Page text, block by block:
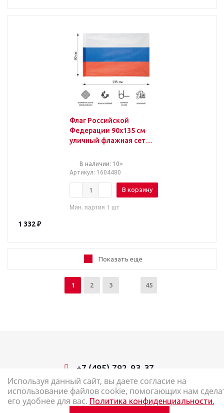
Флаг Российской
Федерации 90x135 см
уличный флажная сетка
В наличии: 10>
Артикул: 1604480
В корзину
Мин. партия 1 шт
1 332₽
Показать еще
1 2 3 45
+7 (495) 792-93-37
2026 © Наш Карандаш: интернет-магазин канцелярских товаров
Используя данный сайт, вы даете согласие на
использование файлов cookie, помогающих нам
его удобнее для вас. Политика конфиденциальности.